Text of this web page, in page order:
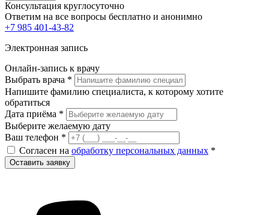
Консультация круглосуточно
Ответим на все вопросы бесплатно и анонимно
+7 985 401-43-82
Электронная запись
Онлайн-запись к врачу
Выбрать врача *
Напишите фамилию специалиста, к которому хотите
обратиться
Дата приёма *
Выберите желаемую дату
Ваш телефон *
Согласен на обработку персональных данных *
Оставить заявку